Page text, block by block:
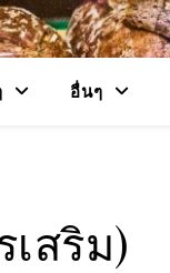
อื่นๆ
สริม)